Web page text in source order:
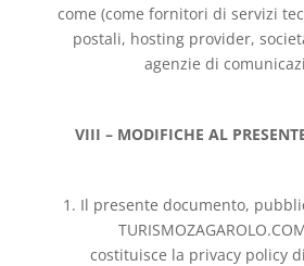
come (come fornitori di servizi
postali, hosting provider,
agenzie di
VIII – MODIFICHE AL
1. Il presente documento,
costituisce la privacy policy